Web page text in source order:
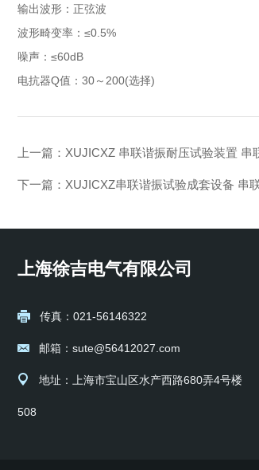
输出波形：正弦波
波形畸变率：≤0.5%
噪声：≤60dB
电抗器Q值：30～200(选择)
上一篇： XUJICXZ 串联谐振耐压试验装置 串
下一篇： XUJICXZ串联谐振试验成套设备 串
上海徐吉电气有限公司
传真：021-56146322
邮箱：sute@56412027.com
地址：上海市宝山区水产西路680弄4号楼
508